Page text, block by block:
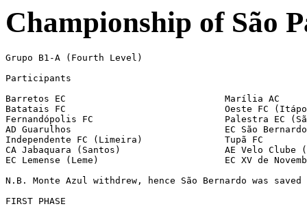
Championship of São
Grupo B1-A (Fourth Level)
Participants
Barretos EC                             Marília AC
Batatais FC                             Oeste FC
Fernandópolis FC                        Palestra EC (São
AD Guarulhos                            EC São Bernardo
Independente FC (Limeira)               Tupã FC
CA Jabaquara (Santos)                   AE Velo Clube
EC Lemense (Leme)                       EC XV de
N.B. Monte Azul withdrew, hence São Bernardo was
FIRST PHASE